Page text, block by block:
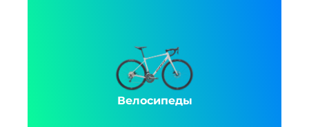
Велосипеды